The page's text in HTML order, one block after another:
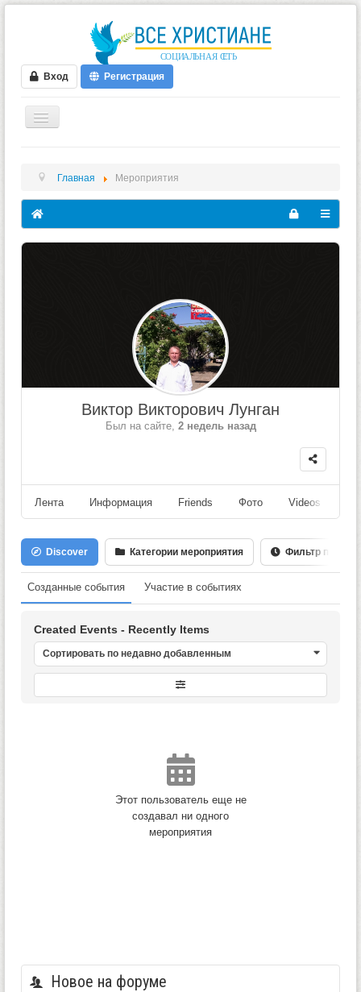
Вход Регистрация
ФОРУМ
ВИДЕО
БЛОГИ
Главная Мероприятия
Виктор Викторович Лунган
Был на сайте, 2 недель назад
Лента Информация Friends Фото Videos
Discover Категории мероприятия Фильтр по Дате
Созданные события Участие в событиях
Created Events - Recently Items
Сортировать по недавно добавленным
Этот пользователь еще не
создавал ни одного
мероприятия
Новое на форуме